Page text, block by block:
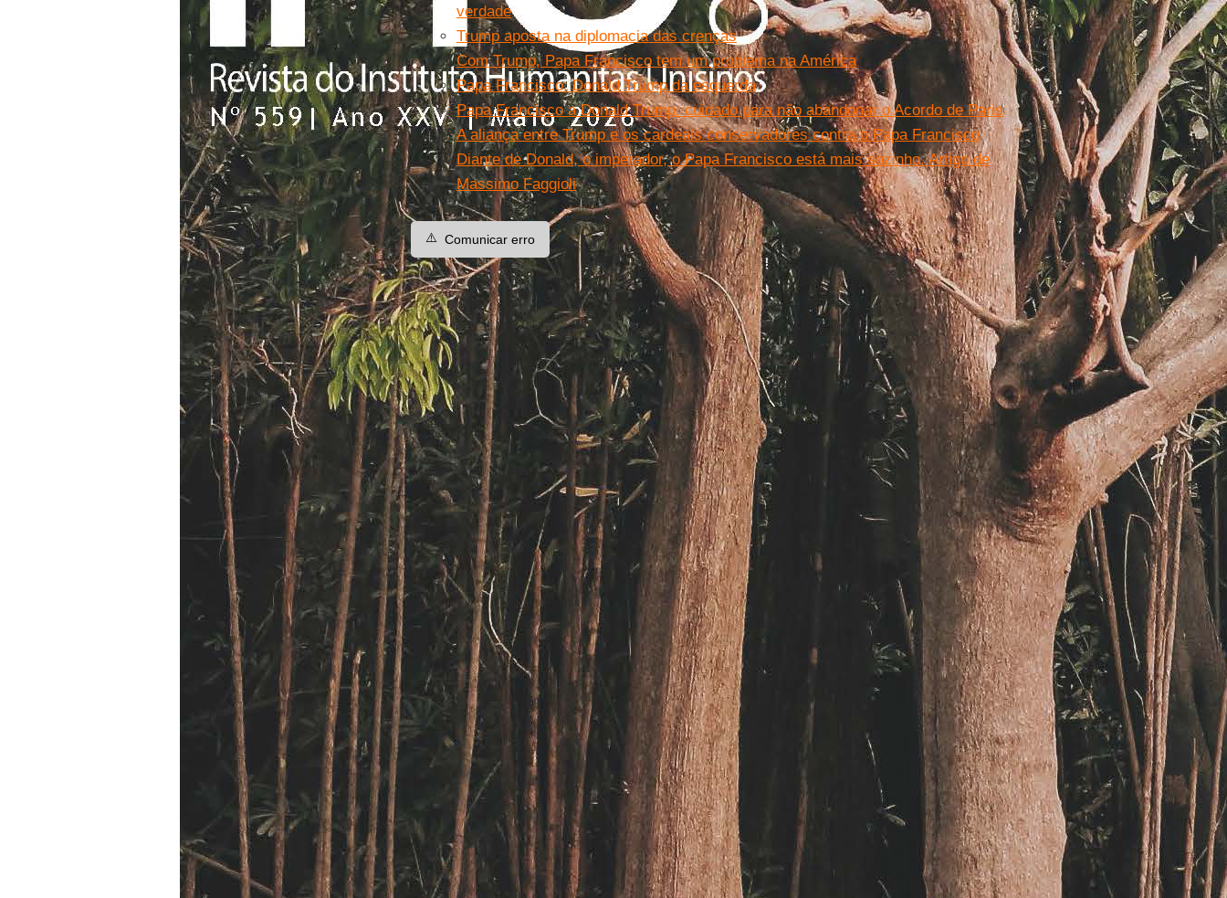
verdade
Trump aposta na diplomacia das crenças
Com Trump, Papa Francisco tem um problema na América
Papa Francisco: Donald Trump da esquerda
Papa Francisco a Donald Trump: cuidado para não abandonar o Acordo de Paris
A aliança entre Trump e os cardeais conservadores contra o Papa Francisco
Diante de Donald, o imperador, o Papa Francisco está mais sozinho. Artigo de
Massimo Faggioli
⚠️ Comunicar erro